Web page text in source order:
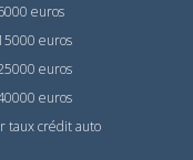
euros
euros
euros
euros
taux crédit auto